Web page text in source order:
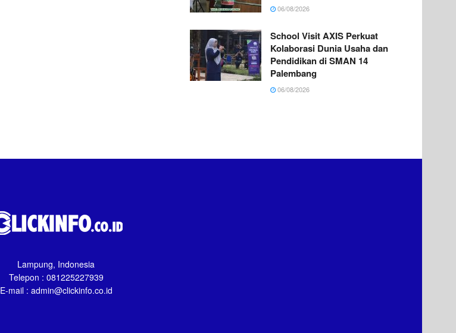
06/08/2026
School Visit AXIS Perkuat
Kolaborasi Dunia Usaha dan
Pendidikan di SMAN 14
Palembang
06/08/2026
Lampung, Indonesia
Telepon : 081225227939
E-mail : admin@clickinfo.co.id